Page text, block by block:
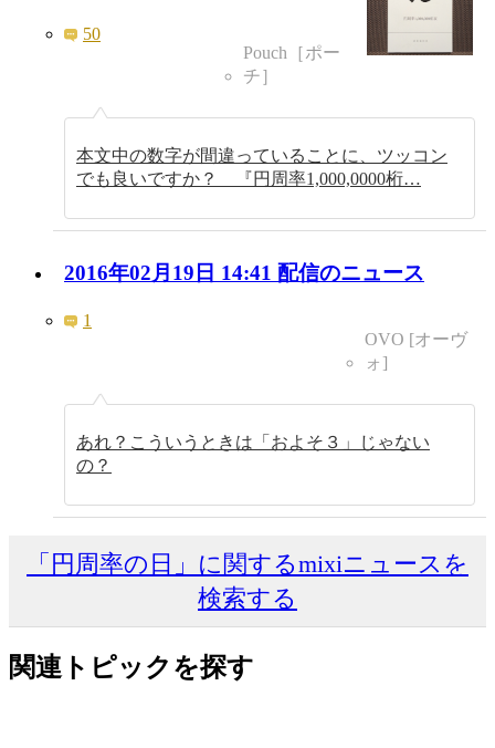
50
Pouch［ポー
チ］
本文中の数字が間違っていることに、ツッコン
でも良いですか？ 『円周率1,000,0000桁…
2016年02月19日 14:41 配信のニュース
1
OVO [オーヴ
ォ]
あれ？こういうときは「およそ３」じゃない
の？
「円周率の日」に関するmixiニュースを
検索する
関連トピックを探す